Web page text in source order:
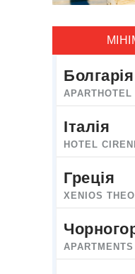
Болгарія
HOTEL
Італія
Греція